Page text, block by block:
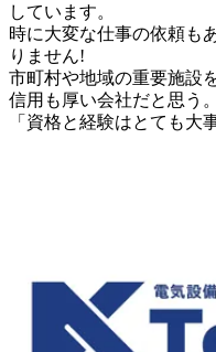
しています。
時に大変な仕事の依頼も
りません!
市町村や地域の重要施設
信用も厚い会社だと思う。